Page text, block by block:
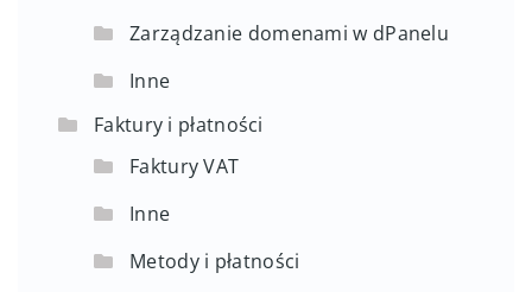
Zarządzanie domenami w dPanelu
Inne
Faktury i płatności
Faktury VAT
Inne
Metody i płatności